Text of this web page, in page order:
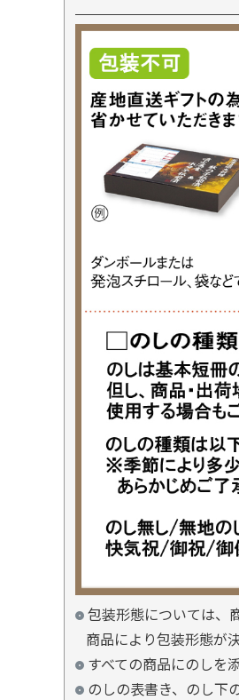
包装形態については、
商品により包装形態が
すべての商品にのしを
のしの表書き、のし下